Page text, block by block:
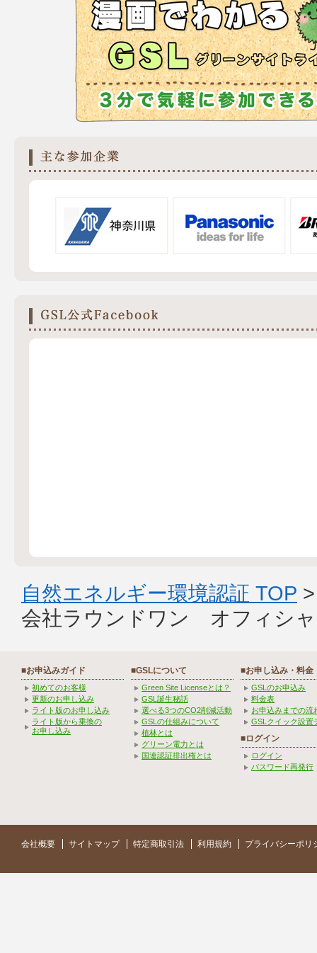
自然エネルギー環境認証 TOP
会社ラウンドワン オフィシ
■お申込みガイド
初めてのお客様
更新のお申し込み
ライト版のお申し込み
ライト版から乗換の
お申し込み
■GSLについて
Green Site Licenseとは？
GSL誕生秘話
選べる3つのCO2削減活動
GSLの仕組みについて
植林とは
グリーン電力とは
国連認証排出権とは
■お申し込み・料金
GSLのお申込み
料金表
お申込みまでの流
GSLクイック設置
■ログイン
ログイン
パスワード再発行
会社概要 サイトマップ 特定商取引法 利用規約 プライバシーポリ